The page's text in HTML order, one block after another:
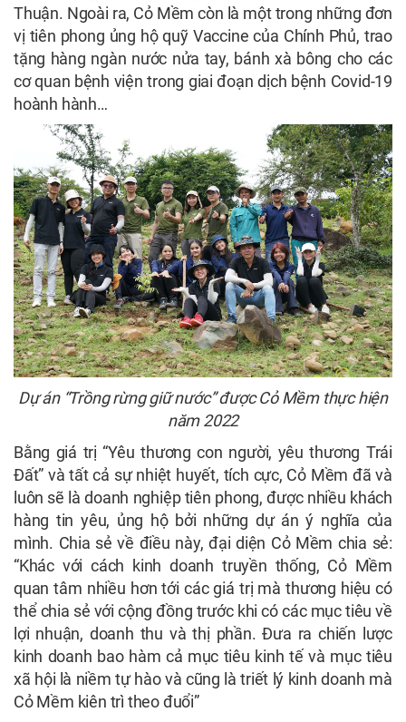
Thuận. Ngoài ra, Cỏ Mềm còn là một trong những đơn
vị tiên phong ủng hộ quỹ Vaccine của Chính Phủ, trao
tặng hàng ngàn nước nửa tay, bánh xà bông cho các
cơ quan bệnh viện trong giai đoạn dịch bệnh Covid-19
hoành hành…
Dự án “Trồng rừng giữ nước” được Cỏ Mềm thực hiện
năm 2022
Bằng giá trị “Yêu thương con người, yêu thương Trái
Đất” và tất cả sự nhiệt huyết, tích cực, Cỏ Mềm đã và
luôn sẽ là doanh nghiệp tiên phong, được nhiều khách
hàng tin yêu, ủng hộ bởi những dự án ý nghĩa của
mình. Chia sẻ về điều này, đại diện Cỏ Mềm chia sẻ:
“Khác với cách kinh doanh truyền thống, Cỏ Mềm
quan tâm nhiều hơn tới các giá trị mà thương hiệu có
thể chia sẻ với cộng đồng trước khi có các mục tiêu về
lợi nhuận, doanh thu và thị phần. Đưa ra chiến lược
kinh doanh bao hàm cả mục tiêu kinh tế và mục tiêu
xã hội là niềm tự hào và cũng là triết lý kinh doanh mà
Cỏ Mềm kiên trì theo đuổi”